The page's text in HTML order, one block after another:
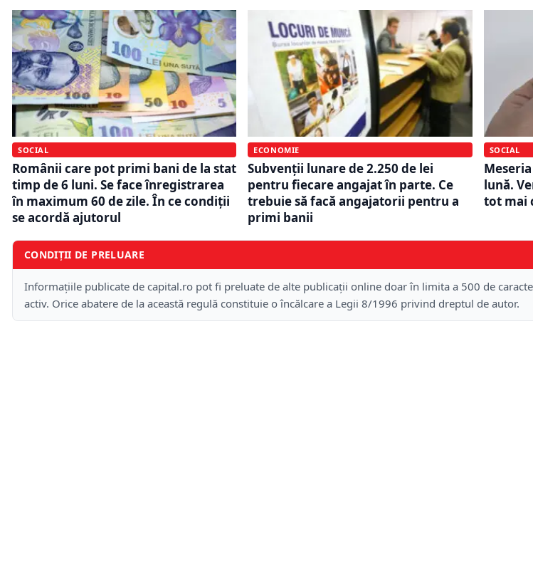
SOCIAL
Românii care pot primi bani de la stat
timp de 6 luni. Se face înregistrarea
în maximum 60 de zile. În ce condiții
se acordă ajutorul
ECONOMIE
Subvenții lunare de 2.250 de lei
pentru fiecare angajat în parte. Ce
trebuie să facă angajatorii pentru a
primi banii
SOCIAL
lună.
tot mai
CONDIȚII DE PRELUARE
Informațiile publicate de capital.ro pot fi preluate de alte publicații online doar în limita a 500 de
activ. Orice abatere de la această regulă constituie o încălcare a Legii 8/1996 privind dreptul de autor.